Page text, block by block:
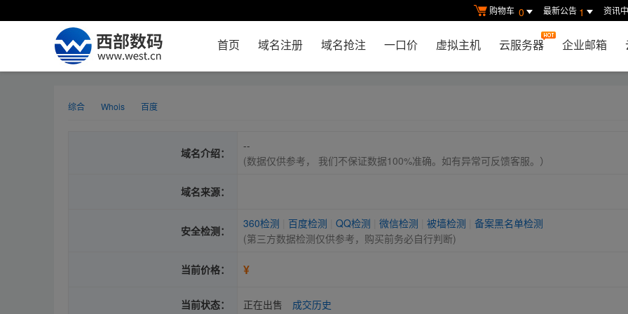
购物车 0 最新公告 1 资讯
首页 域名注册 域名抢注 一口价 虚拟主机 云服务器 企业邮箱
综合 Whois 百度
域名介绍：
--
(数据仅供参考， 我们不保证数据100%准确。如有异常可反馈客服。）
域名来源：
安全检测：
360检测 百度检测 QQ检测 微信检测 被墙检测
备案黑名单检测
(第三方数据检测仅供参考，购买前务必自行判断)
当前价格： ¥
当前状态： 正在出售 成交历史